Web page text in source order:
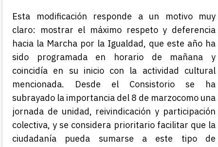
Esta modificación responde a un motivo muy
claro: mostrar el máximo respeto y deferencia
hacia la Marcha por la Igualdad, que este año ha
sido programada en horario de mañana y
coincidía en su inicio con la actividad cultural
mencionada. Desde el Consistorio se ha
subrayado la importancia del 8 de marzocomo una
jornada de unidad, reivindicación y participación
colectiva, y se considera prioritario facilitar que la
ciudadanía pueda sumarse a este tipo de